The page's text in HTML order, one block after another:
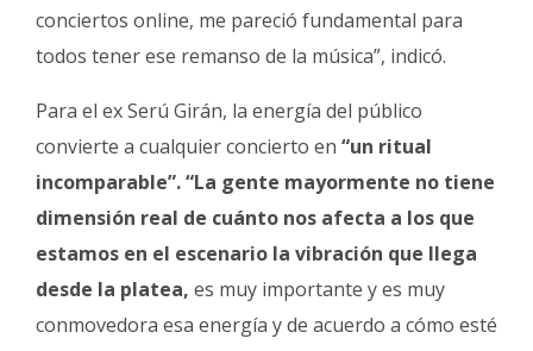
conciertos online, me pareció fundamental para
todos tener ese remanso de la música”, indicó.
Para el ex Serú Girán, la energía del público
convierte a cualquier concierto en “un ritual
incomparable”.“La gente mayormente no tiene
dimensión real de cuánto nos afecta a los que
estamos en el escenario la vibración que llega
desde la platea, es muy importante y es muy
conmovedora esa energía y de acuerdo a cómo esté